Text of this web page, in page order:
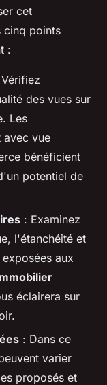
cet
cinq points
:
des vues sur
Les
avec vue
bénéficient
potentiel de
: Examinez
l'étanchéité et
aux
éclairera sur
: Dans ce
varier
proposés et